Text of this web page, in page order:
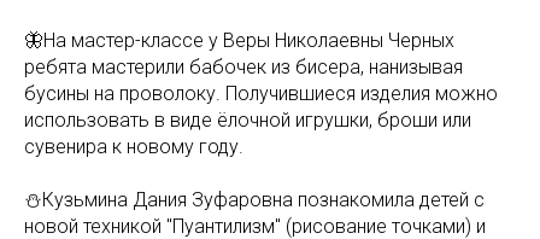
🦋На мастер-классе у Веры Николаевны Черных
ребята мастерили бабочек из бисера, нанизывая
бусины на проволоку. Получившиеся изделия можно
использовать в виде ёлочной игрушки, броши или
сувенира к новому году.
⛄Кузьмина Дания Зуфаровна познакомила детей с
новой техникой "Пуантилизм" (рисование точками) и